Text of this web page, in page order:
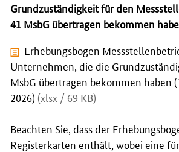
Grundzuständigkeit für den
41 MsbG übertragen bekommen
Erhebungsbogen
Unternehmen, die die
MsbG übertragen bekommen haben
2026) (xlsx / 69 KB)
Beachten Sie, dass der
Registerkarten enthält, wobei eine